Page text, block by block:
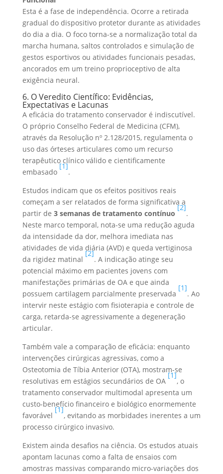
Esta é a fase de independência. Ocorre a retirada
gradual do dispositivo protetor durante as atividades
do dia a dia. O foco torna-se a normalização total da
marcha humana, saltos controlados e simulação de
gestos esportivos ou atividades funcionais pesadas,
ancorados em um treino proprioceptivo de alta
exigência neural.
6. O Veredito Científico: Evidências,
Expectativas e Lacunas
A eficácia do tratamento conservador é indiscutível.
O próprio Conselho Federal de Medicina (CFM),
através da Resolução nº 2.128/2015, regulamenta o
uso das órteses articulares como um recurso
terapêutico clínico válido e cientificamente
embasado
[1]
.
Estudos indicam que os efeitos positivos reais
começam a ser relatados de forma significativa a
partir de 3 semanas de tratamento contínuo
[2]
.
Neste marco temporal, nota-se uma redução aguda
da intensidade da dor, melhora imediata nas
atividades de vida diária (AVD) e queda vertiginosa
da rigidez matinal
[2]
. A indicação atinge seu
potencial máximo em pacientes jovens com
manifestações primárias de OA e que ainda
possuem cartilagem parcialmente preservada
[1]
. Ao
intervir neste estágio com fisioterapia e controle de
carga, retarda-se agressivamente a degeneração
articular.
Também vale a comparação de eficácia: enquanto
intervenções cirúrgicas agressivas, como a
Osteotomia de Tíbia Anterior (OTA), mostram-se
resolutivas em estágios secundários de OA
[1]
, o
tratamento conservador multimodal apresenta um
custo-benefício financeiro e biológico enormemente
favorável
[1]
, evitando as morbidades inerentes a um
processo cirúrgico invasivo.
Existem ainda desafios na ciência. Os estudos atuais
apontam lacunas como a falta de ensaios com
amostras massivas comparando micro-variações dos